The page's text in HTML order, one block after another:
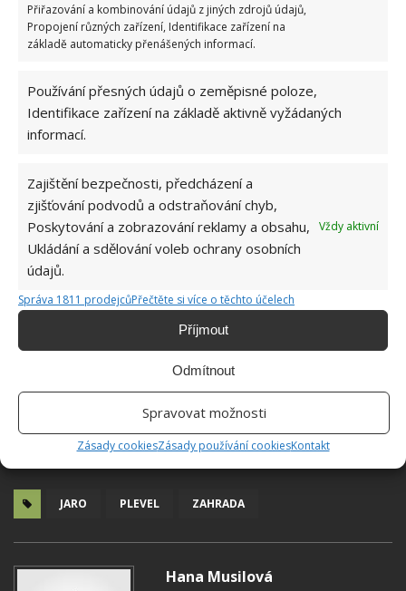
Přiřazování a kombinování údajů z jiných zdrojů údajů,
Propojení různých zařízení, Identifikace zařízení na
základě automaticky přenášených informací.
Používání přesných údajů o zeměpisné poloze,
Identifikace zařízení na základě aktivně vyžádaných
informací.
Zajištění bezpečnosti, předcházení a
zjišťování podvodů a odstraňování chyb,
Poskytování a zobrazování reklamy a obsahu,
Ukládání a sdělování voleb ochrany osobních
údajů.
Vždy aktivní
Správa 1811 prodejcůPřečtěte si více o těchto účelech
Příjmout
Odmítnout
Spravovat možnosti
Zásady cookiesZásady používání cookiesKontakt
zůstane v zemi vlhkost. Také se celkově zvýší
úrodnost půdy, protože spodní vrstva trávy bude
do země. Taková metoda nemá snad žádné
nevýhody.
JARO PLEVEL ZAHRADA
Hana Musilová